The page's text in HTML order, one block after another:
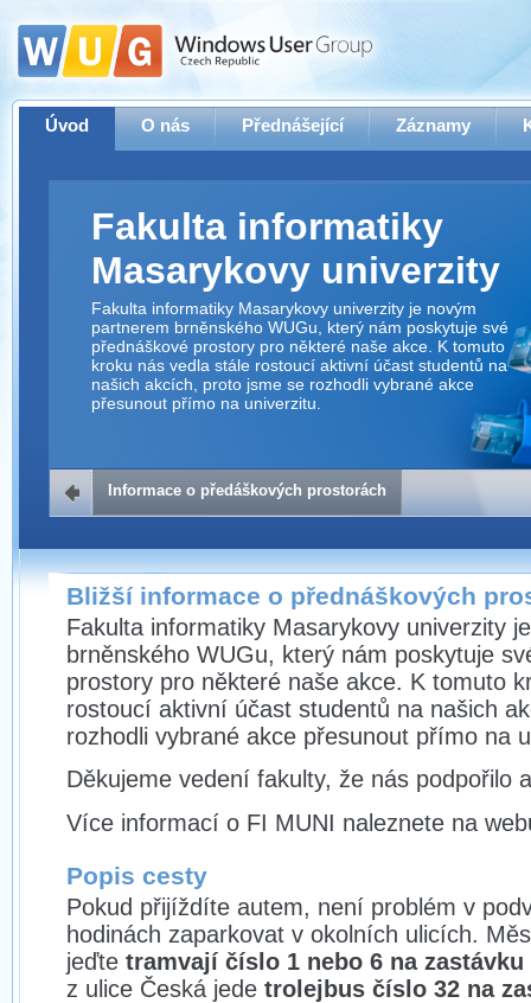
Úvod O nás Přednášející Záznamy
Fakulta informatiky
Masarykovy univerzity
Fakulta informatiky Masarykovy univerzity je novým
partnerem brněnského WUGu, který nám poskytuje své
přednáškové prostory pro některé naše akce. K tomuto
kroku nás vedla stále rostoucí aktivní účast studentů na
našich akcích, proto jsme se rozhodli vybrané akce
přesunout přímo na univerzitu.
Informace o předáškových prostorách
Bližší informace o přednáškových
Fakulta informatiky Masarykovy univerzity
brněnského WUGu, který nám poskytuje
prostory pro některé naše akce. K tomuto
rostoucí aktivní účast studentů na našich
rozhodli vybrané akce přesunout přímo na
Děkujeme vedení fakulty, že nás podpořilo
Více informací o FI MUNI naleznete na
Popis cesty
Pokud přijíždíte autem, není problém v
hodinách zaparkovat v okolních ulicích.
jeďte tramvají číslo 1 nebo 6 na
z ulice Česká jede trolejbus číslo 32 na